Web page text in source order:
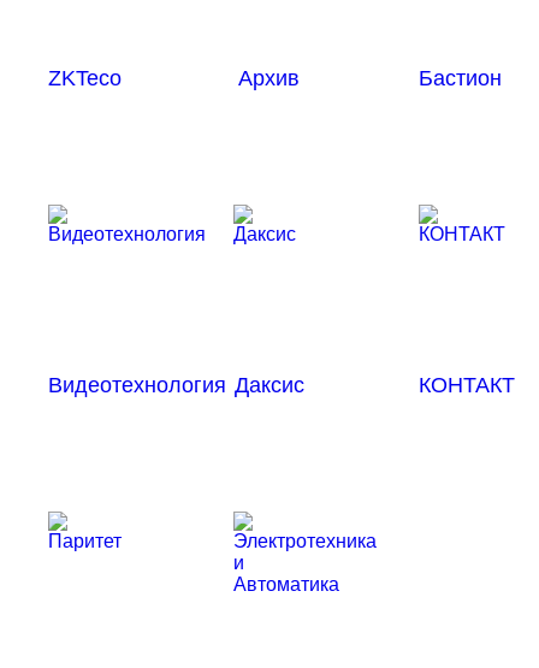
ZKTeco Архив Бастион
Видеотехнология Даксис КОНТАКТ